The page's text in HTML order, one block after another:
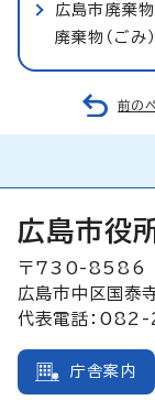
広島市廃棄
廃棄物（ごみ
前の
広島市役
〒730-8586
広島市中区国泰
代表電話：
庁舎案内